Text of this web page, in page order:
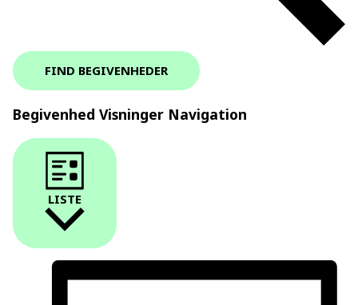
FIND BEGIVENHEDER
Begivenhed Visninger Navigation
LISTE